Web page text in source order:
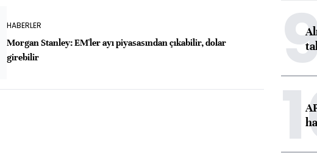
HABERLER
Morgan Stanley: EM'ler ayı piyasasından çıkabilir, dolar
girebilir